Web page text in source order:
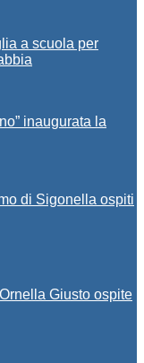
a scuola per
inaugurata la
di Sigonella ospiti
Giusto ospite